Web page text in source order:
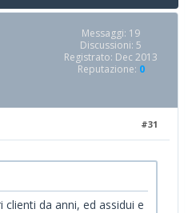
Messaggi: 19
Discussioni: 5
Registrato: Dec 2013
Reputazione: 0
#31
da anni, ed assidui e